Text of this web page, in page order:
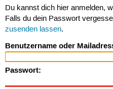
Du kannst dich hier anmelden,
Falls du dein Passwort
zusenden lassen.
Benutzername oder
Passwort: